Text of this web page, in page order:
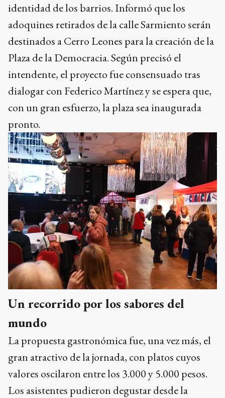
identidad de los barrios. Informó que los
adoquines retirados de la calle Sarmiento serán
destinados a Cerro Leones para la creación de la
Plaza de la Democracia. Según precisó el
intendente, el proyecto fue consensuado tras
dialogar con Federico Martínez y se espera que,
con un gran esfuerzo, la plaza sea inaugurada
pronto.
Un recorrido por los sabores del
mundo
La propuesta gastronómica fue, una vez más, el
gran atractivo de la jornada, con platos cuyos
valores oscilaron entre los 3.000 y 5.000 pesos.
Los asistentes pudieron degustar desde la